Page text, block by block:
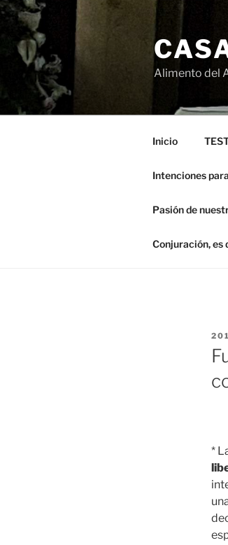
Saltar
contenido
Alimento del
Inicio
Intenciones
Pasión de
Conjuración, es
EL
*